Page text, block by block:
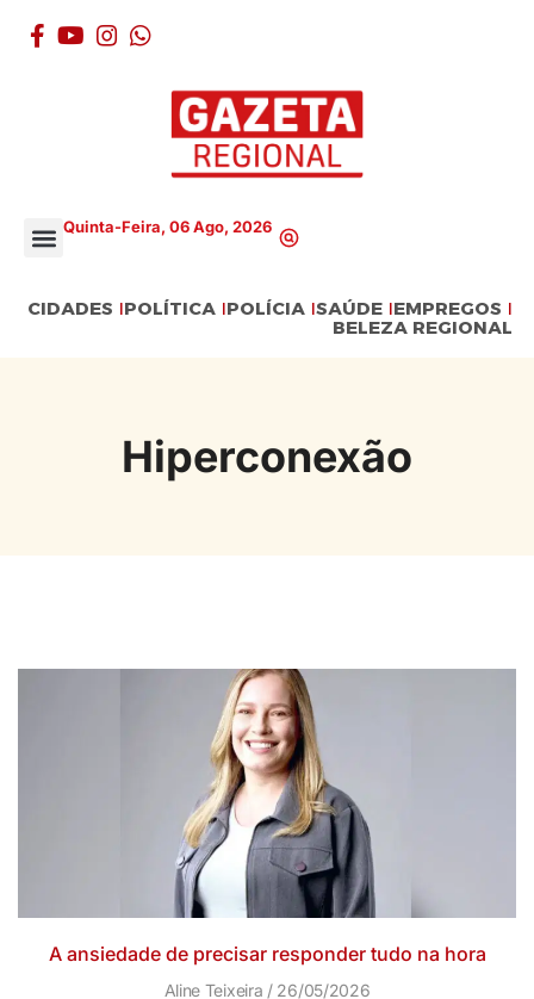
Quinta-Feira, 06 Ago, 2026
CIDADES POLÍTICA POLÍCIA SAÚDE EMPREGOS
BELEZA REGIONAL
Hiperconexão
A ansiedade de precisar responder tudo na hora
Aline Teixeira 26/05/2026